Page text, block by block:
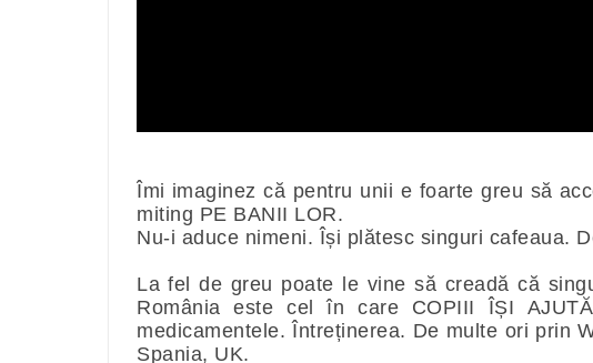
Îmi imaginez că pentru unii e foarte greu să
miting PE BANII LOR.
Nu-i aduce nimeni. Își plătesc singuri cafeaua.
La fel de greu poate le vine să creadă că
România este cel în care COPIII ÎȘI
medicamentele. Întreținerea. De multe ori prin
Spania, UK.